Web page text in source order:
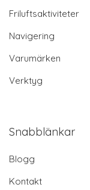
Friluftsaktiviteter
Navigering
Varumärken
Verktyg
Snabblänkar
Blogg
Kontakt